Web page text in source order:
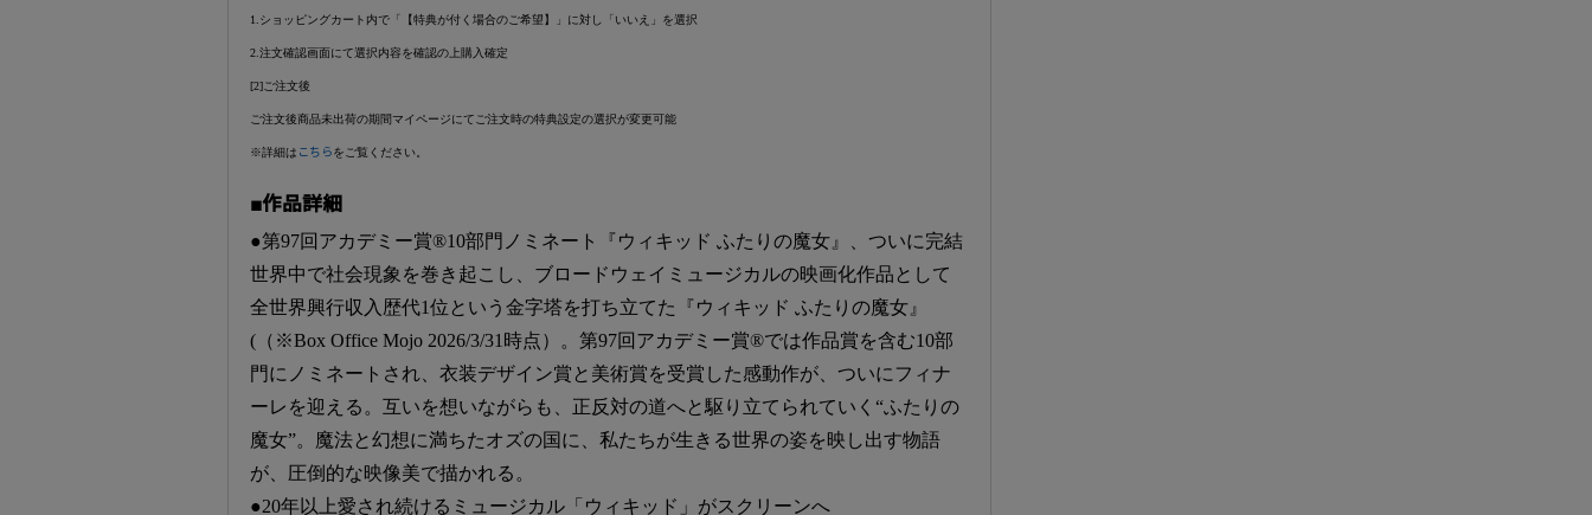
1.ショッピングカート内で「【特典が付く場合のご希望】」に対し「いいえ」を選択
2.注文確認画面にて選択内容を確認の上購入確定
[2]ご注文後
ご注文後商品未出荷の期間マイページにてご注文時の特典設定の選択が変更可能
※詳細は こちらをご覧ください。
■作品詳細
●第97回アカデミー賞®10部門ノミネート『ウィキッド ふたりの魔女』、ついに完結
世界中で社会現象を巻き起こし、ブロードウェイミュージカルの映画化作品として
全世界興行収入歴代1位という金字塔を打ち立てた『ウィキッド ふたりの魔女』
(（※Box Office Mojo 2026/3/31時点）。第97回アカデミー賞®では作品賞を含む10部
門にノミネートされ、衣装デザイン賞と美術賞を受賞した感動作が、ついにフィナ
ーレを迎える。互いを想いながらも、正反対の道へと駆り立てられていく“ふたりの
魔女”。魔法と幻想に満ちたオズの国に、私たちが生きる世界の姿を映し出す物語
が、圧倒的な映像美で描かれる。
●20年以上愛され続けるミュージカル「ウィキッド」がスクリーンへ